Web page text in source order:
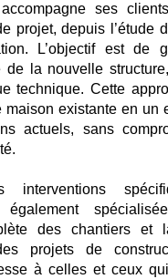
ses
projet, depuis l’étude
L’objectif est de
de la nouvelle
technique. Cette
maison existante en un
actuels, sans
également
des chantiers et
projets de
à celles et ceux